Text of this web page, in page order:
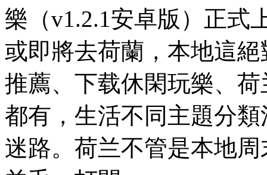
樂（v1.2.1安卓版）正式
或即將去荷蘭，本地這
推薦、下载休閑玩樂、
都有，生活不同主題分
迷路。荷兰不管是本地